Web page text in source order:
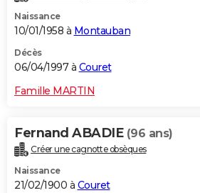
Naissance
10/01/1958 à Montauban
Décès
06/04/1997 à Couret
Famille MARTIN
Fernand ABADIE (96 ans)
Créer une cagnotte obsèques
Naissance
21/02/1900 à Couret